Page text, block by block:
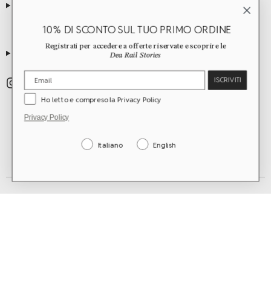
10% DI SCONTO SUL TUO PRIMO ORDINE
Registrati per accedere a offerte riservate e scoprire le
Dea Rail Stories
ISCRIVITI
Ho letto e compreso la Privacy Policy
Privacy Policy
Italiano English